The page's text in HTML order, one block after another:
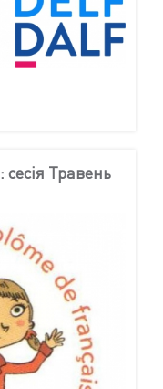
Травень